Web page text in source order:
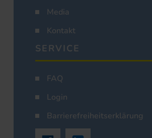
Media
Kontakt
SERVICE
FAQ
Login
Barrierefreiheitserklärung